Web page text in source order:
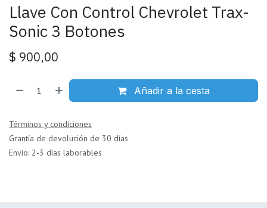
Llave Con Control Chevrolet Trax-
Sonic 3 Botones
$ 900,00
Añadir a la cesta
Términos y condiciones
Grantía de devolución de 30 días
Envío: 2-3 días laborables